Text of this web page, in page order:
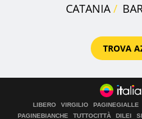
CATANIA
TROVA
LIBERO VIRGILIO PAGINEGIALLE
PAGINEBIANCHE
TUTTOCITTÀ DILEI